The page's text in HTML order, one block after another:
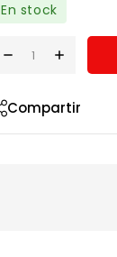
En stock
Compartir